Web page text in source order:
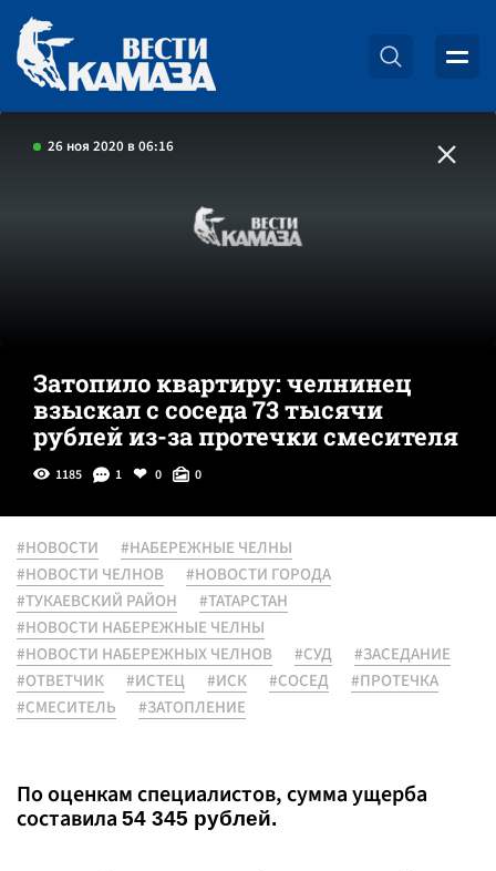
26 ноя 2020 в 06:16
Затопило квартиру: челнинец
взыскал с соседа 73 тысячи
рублей из-за протечки смесителя
1185 1 0 0
#НОВОСТИ
#НАБЕРЕЖНЫЕ ЧЕЛНЫ
#НОВОСТИ ЧЕЛНОВ
#НОВОСТИ ГОРОДА
#ТУКАЕВСКИЙ РАЙОН
#ТАТАРСТАН
#НОВОСТИ НАБЕРЕЖНЫЕ ЧЕЛНЫ
#НОВОСТИ НАБЕРЕЖНЫХ ЧЕЛНОВ
#СУД
#ЗАСЕДАНИЕ
#ОТВЕТЧИК
#ИСТЕЦ #ИСК #СОСЕД
#ПРОТЕЧКА
#СМЕСИТЕЛЬ
#ЗАТОПЛЕНИЕ
По оценкам специалистов, сумма ущерба
составила 54 345 рублей.